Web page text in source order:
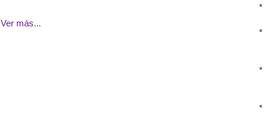
Ver más...